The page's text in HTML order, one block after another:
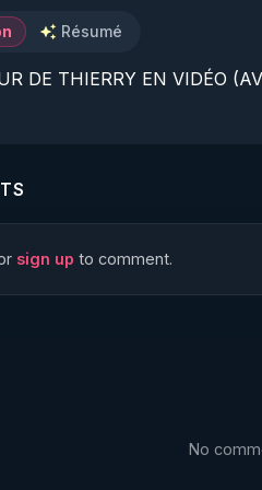
Résumé
DE THIERRY EN VIDÉO
RÉGÉNÈRE
sign up to comment.
No